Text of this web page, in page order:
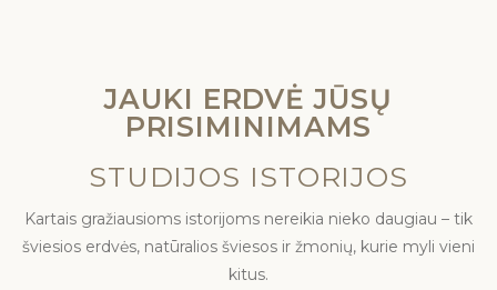
JAUKI ERDVĖ JŪSŲ
PRISIMINIMAMS
STUDIJOS ISTORIJOS
Kartais gražiausioms istorijoms nereikia nieko daugiau – tik
šviesios erdvės, natūralios šviesos ir žmonių, kurie myli vieni
kitus.